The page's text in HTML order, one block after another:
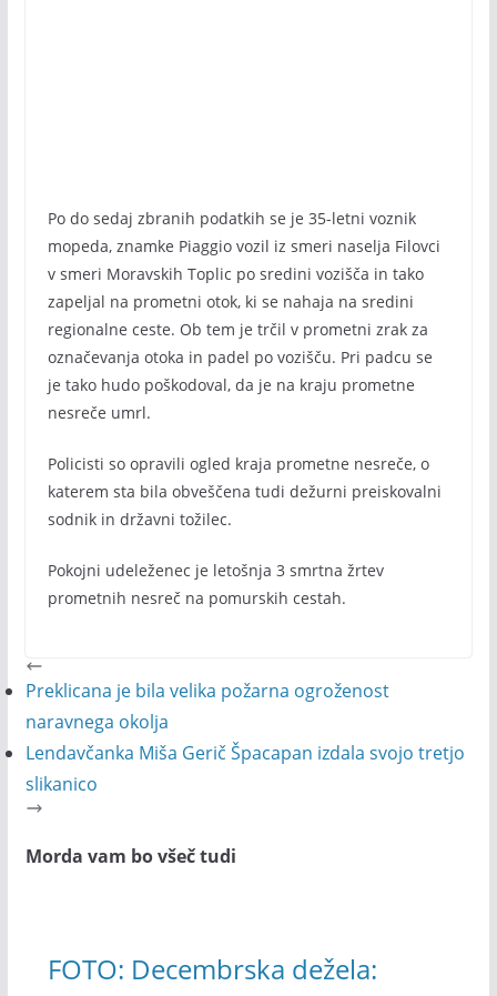
Po do sedaj zbranih podatkih se je 35-letni voznik
mopeda, znamke Piaggio vozil iz smeri naselja Filovci
v smeri Moravskih Toplic po sredini vozišča in tako
zapeljal na prometni otok, ki se nahaja na sredini
regionalne ceste. Ob tem je trčil v prometni zrak za
označevanja otoka in padel po vozišču. Pri padcu se
je tako hudo poškodoval, da je na kraju prometne
nesreče umrl.
Policisti so opravili ogled kraja prometne nesreče, o
katerem sta bila obveščena tudi dežurni preiskovalni
sodnik in državni tožilec.
Pokojni udeleženec je letošnja 3 smrtna žrtev
prometnih nesreč na pomurskih cestah.
Preklicana je bila velika požarna ogroženost
naravnega okolja
Lendavčanka Miša Gerič Špacapan izdala svojo tretjo
slikanico
Morda vam bo všeč tudi
FOTO: Decembrska dežela: